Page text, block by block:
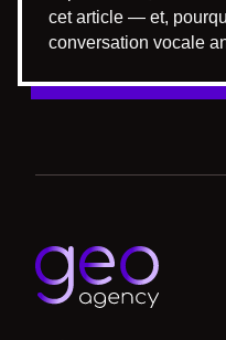
cet article — et,
conversation vocale